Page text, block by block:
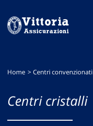
menu
contenuto
footer
Home Centri convenzionati
Centri cristalli